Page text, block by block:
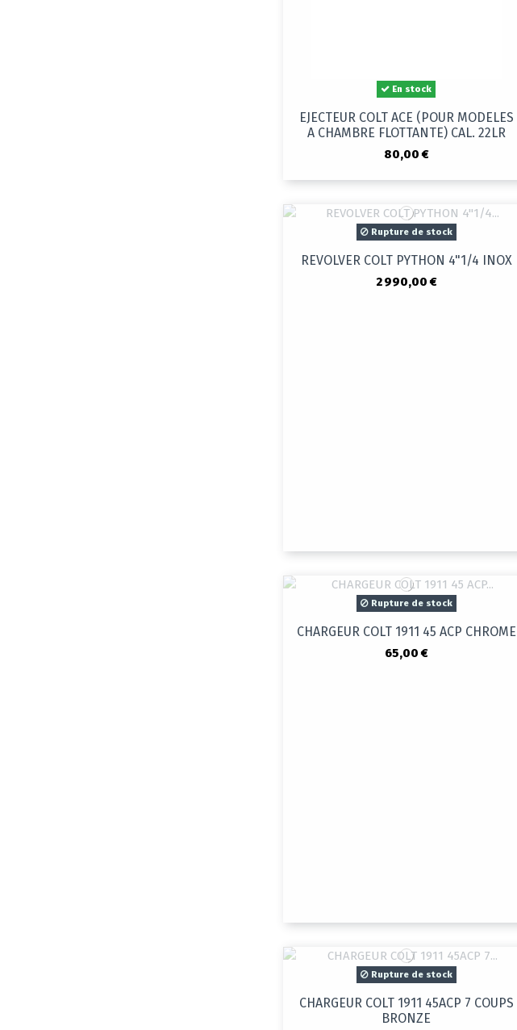
En stock
EJECTEUR COLT ACE (POUR MODELES
A CHAMBRE FLOTTANTE) CAL. 22LR
80,00 €
Rupture de stock
REVOLVER COLT PYTHON 4"1/4 INOX
2 990,00 €
Rupture de stock
CHARGEUR COLT 1911 45 ACP CHROME
65,00 €
Rupture de stock
CHARGEUR COLT 1911 45ACP 7 COUPS
BRONZE